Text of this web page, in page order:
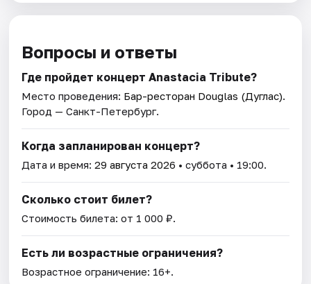
Вопросы и ответы
Где пройдет концерт Anastacia Tribute?
Место проведения: Бар-ресторан Douglas (Дуглас).
Город — Санкт-Петербург.
Когда запланирован концерт?
Дата и время:29 августа 2026 • суббота • 19:00.
Сколько стоит билет?
Стоимость билета: от 1 000 ₽.
Есть ли возрастные ограничения?
Возрастное ограничение: 16+.